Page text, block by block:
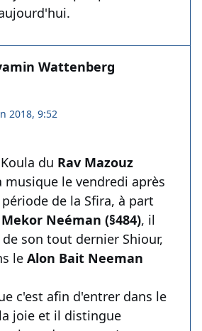
Wattenberg
2018, 9:52
du Rav Mazouz
musique le vendredi après
de la Sfira, à part
Neéman (§484), il
son tout dernier Shiour,
le Alon Bait Neeman
c'est afin d'entrer dans le
joie et il distingue